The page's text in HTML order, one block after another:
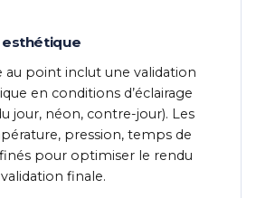
esthétique
au point inclut une validation
en conditions d’éclairage
jour, néon, contre-jour). Les
pression, temps de
pour optimiser le rendu
finale.